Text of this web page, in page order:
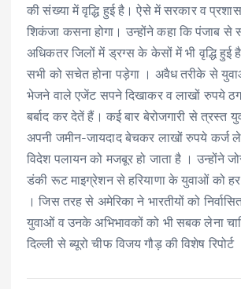
की संख्या में वृद्धि हुई है। ऐसे में सरकार व
शिकंजा कसना होगा। उन्होंने कहा कि पंजाब से
अधिकतर जिलों में ड्रग्स के केसों में भी वृद्धि
सभी को सचेत होना पड़ेगा । अवैध तरीके से
भेजने वाले एजेंट सपने दिखाकर व लाखों रुपये
बर्बाद कर देतें हैं। कई बार बेरोजगारी से त्रस्त
अपनी जमीन-जायदाद बेचकर लाखों रुपये
विदेश पलायन को मजबूर हो जाता है । उन्होंने
डंकी रूट माइग्रेशन से हरियाणा के युवाओं को हर
। जिस तरह से अमेरिका ने भारतीयों को
युवाओं व उनके अभिभावकों को भी सबक लेना
दिल्ली से ब्यूरो चीफ विजय गौड़ की विशेष रिपोर्ट